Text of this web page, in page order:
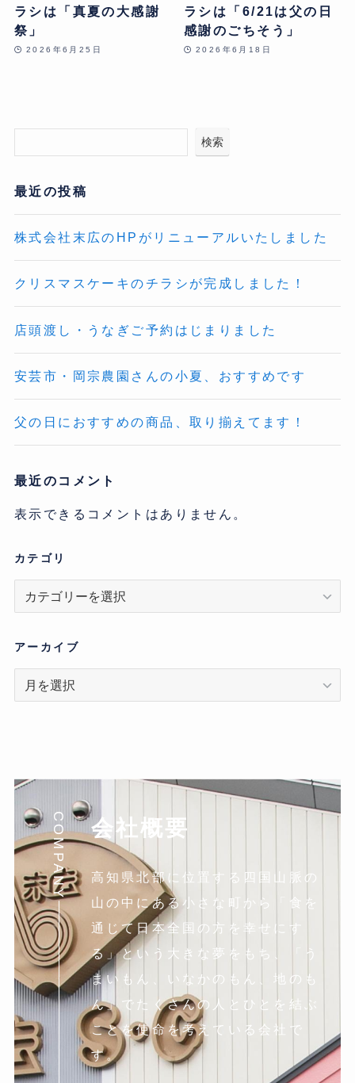
ラシは「真夏の大感謝
祭」
2026年6月25日
ラシは「6/21は父の日
感謝のごちそう」
2026年6月18日
検索
最近の投稿
株式会社末広のHPがリニューアルいたしました
クリスマスケーキのチラシが完成しました！
店頭渡し・うなぎご予約はじまりました
安芸市・岡宗農園さんの小夏、おすすめです
父の日におすすめの商品、取り揃えてます！
最近のコメント
表示できるコメントはありません。
カテゴリ
リ
アーカイブ
ア
COMPANY 会社概要
高知県北部に位置する四国山脈の
山の中にある小さな町から「食を
通じて日本全国の方を幸せにす
る」という大きな夢をもち、「う
まいもん、いなかのもん、地のも
ん」でたくさんの人とひとを結ぶ
ことを使命を考えている会社で
す。